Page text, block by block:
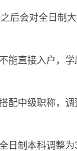
后会对全日制
能直接入户，
配中级职称，
日制本科调整为